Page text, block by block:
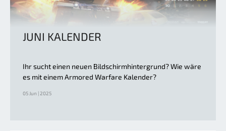
JUNI KALENDER
Ihr sucht einen neuen Bildschirmhintergrund? Wie wäre
es mit einem Armored Warfare Kalender?
05 Jun | 2025